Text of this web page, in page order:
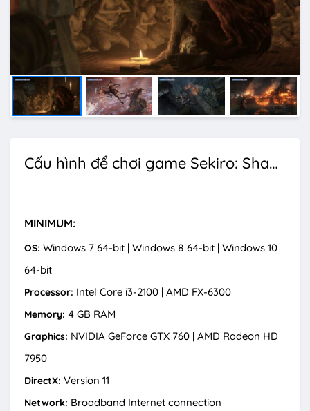
Cấu hình để chơi game Sekiro: Shadows Die Twice
MINIMUM:
OS: Windows 7 64-bit | Windows 8 64-bit | Windows 10
64-bit
Processor: Intel Core i3-2100 | AMD FX-6300
Memory: 4 GB RAM
Graphics: NVIDIA GeForce GTX 760 | AMD Radeon HD
7950
DirectX: Version 11
Network: Broadband Internet connection